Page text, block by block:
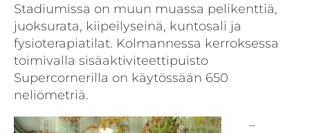
Stadiumissa on muun muassa pelikenttiä,
juoksurata, kiipeilyseinä, kuntosali ja
fysioterapiatilat. Kolmannessa kerroksessa
toimivalla sisäaktiviteettipuisto
Supercornerilla on käytössään 650
neliömetriä.
–